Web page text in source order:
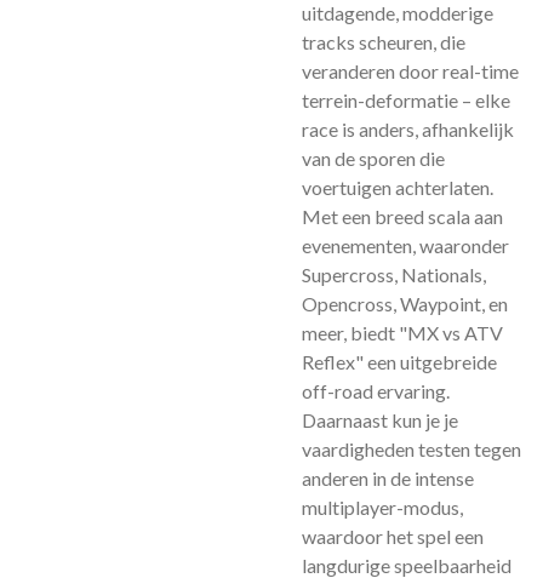
uitdagende, modderige
tracks scheuren, die
veranderen door real-time
terrein-deformatie – elke
race is anders, afhankelijk
van de sporen die
voertuigen achterlaten.
Met een breed scala aan
evenementen, waaronder
Supercross, Nationals,
Opencross, Waypoint, en
meer, biedt "MX vs ATV
Reflex" een uitgebreide
off-road ervaring.
Daarnaast kun je je
vaardigheden testen tegen
anderen in de intense
multiplayer-modus,
waardoor het spel een
langdurige speelbaarheid